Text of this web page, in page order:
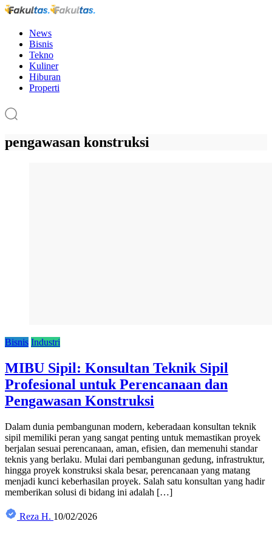
News
Bisnis
Tekno
Kuliner
Hiburan
Properti
pengawasan konstruksi
Bisnis Industri
MIBU Sipil: Konsultan Teknik Sipil
Profesional untuk Perencanaan dan
Pengawasan Konstruksi
Dalam dunia pembangunan modern, keberadaan konsultan teknik
sipil memiliki peran yang sangat penting untuk memastikan proyek
berjalan sesuai perencanaan, aman, efisien, dan memenuhi standar
teknis yang berlaku. Mulai dari pembangunan gedung, infrastruktur,
hingga proyek konstruksi skala besar, perencanaan yang matang
menjadi kunci keberhasilan proyek. Salah satu konsultan yang hadir
memberikan solusi di bidang ini adalah […]
Reza H. 10/02/2026